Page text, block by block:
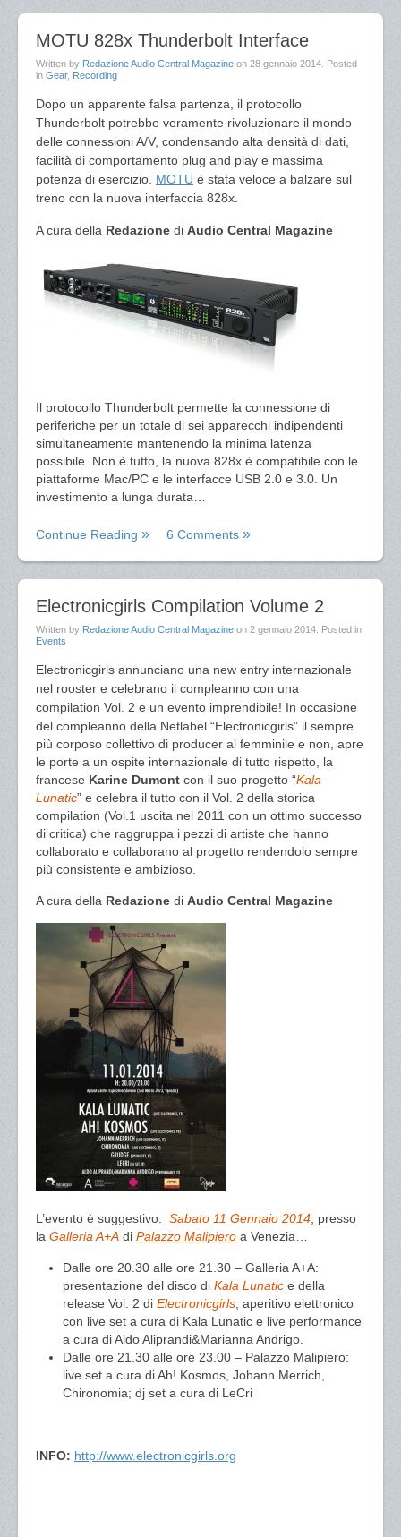
MOTU 828x Thunderbolt Interface
Written by Redazione Audio Central Magazine on 28 gennaio 2014 . Posted
in Gear, Recording
Dopo un apparente falsa partenza, il protocollo
Thunderbolt potrebbe veramente rivoluzionare il mondo
delle connessioni A/V, condensando alta densità di dati,
facilità di comportamento plug and play e massima
potenza di esercizio. MOTU è stata veloce a balzare sul
treno con la nuova interfaccia 828x.
A cura della Redazione di Audio Central Magazine
Il protocollo Thunderbolt permette la connessione di
periferiche per un totale di sei apparecchi indipendenti
simultaneamente mantenendo la minima latenza
possibile. Non è tutto, la nuova 828x è compatibile con le
piattaforme Mac/PC e le interfacce USB 2.0 e 3.0. Un
investimento a lunga durata…
Continue Reading 6 Comments
Electronicgirls Compilation Volume 2
Written by Redazione Audio Central Magazine on 2 gennaio 2014 . Posted in
Events
Electronicgirls annunciano una new entry internazionale
nel rooster e celebrano il compleanno con una
compilation Vol. 2 e un evento imprendibile! In occasione
del compleanno della Netlabel “Electronicgirls” il sempre
più corposo collettivo di producer al femminile e non, apre
le porte a un ospite internazionale di tutto rispetto, la
francese Karine Dumont con il suo progetto “Kala
Lunatic” e celebra il tutto con il Vol. 2 della storica
compilation (Vol.1 uscita nel 2011 con un ottimo successo
di critica) che raggruppa i pezzi di artiste che hanno
collaborato e collaborano al progetto rendendolo sempre
più consistente e ambizioso.
A cura della Redazione di Audio Central Magazine
L’evento è suggestivo: Sabato 11 Gennaio 2014 , presso
la Galleria A+A di Palazzo Malipiero a Venezia…
Dalle ore 20.30 alle ore 21.30 – Galleria A+A:
presentazione del disco di Kala Lunatic e della
release Vol. 2 di Electronicgirls , aperitivo elettronico
con live set a cura di Kala Lunatic e live performance
a cura di Aldo Aliprandi&Marianna Andrigo.
Dalle ore 21.30 alle ore 23.00 – Palazzo Malipiero:
live set a cura di Ah! Kosmos, Johann Merrich,
Chironomia; dj set a cura di LeCri
INFO: http://www.electronicgirls.org